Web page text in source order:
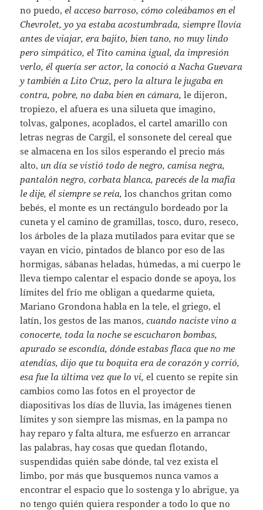
no puedo,el acceso barroso, cómo coleábamos en el
Chevrolet, yo ya estaba acostumbrada, siempre llovía
antes de viajar, era bajito, bien tano, no muy lindo
pero simpático, el Tito camina igual, da impresión
verlo, él quería ser actor, la conoció a Nacha Guevara
y también a Lito Cruz, pero la altura le jugaba en
contra, pobre, no daba bien en cámara,le dijeron,
tropiezo, el afuera es una silueta que imagino,
tolvas, galpones, acoplados, el cartel amarillo con
letras negras de Cargil, el sonsonete del cereal que
se almacena en los silos esperando el precio más
alto, un día se vistió todo de negro, camisa negra,
pantalón negro, corbata blanca, parecés de la mafia
le dije, él siempre se reía,los chanchos gritan como
bebés, el monte es un rectángulo bordeado por la
cuneta y el camino de gramillas, tosco, duro, reseco,
los árboles de la plaza mutilados para evitar que se
vayan en vicio, pintados de blanco por eso de las
hormigas, sábanas heladas, húmedas, a mi cuerpo le
lleva tiempo calentar el espacio donde se apoya, los
límites del frío me obligan a quedarme quieta,
Mariano Grondona habla en la tele, el griego, el
latín, los gestos de las manos,cuando naciste vino a
conocerte, toda la noche se escucharon bombas,
apurado se escondía, dónde estabas flaca que no me
atendías, dijo que tu boquita era de corazón y corrió,
esa fue la última vez que lo vi,el cuento se repite sin
cambios como las fotos en el proyector de
diapositivas los días de lluvia, las imágenes tienen
límites y son siempre las mismas, en la pampa no
hay reparo y falta altura, me esfuerzo en arrancar
las palabras, hay cosas que quedan flotando,
suspendidas quién sabe dónde, tal vez exista el
limbo, por más que busquemos nunca vamos a
encontrar el espacio que lo sostenga y lo abrigue, ya
no tengo quién quiera responder a todo lo que no